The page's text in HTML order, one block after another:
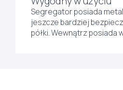
Segregator posiada
jeszcze bardziej
półki. Wewnątrz posiada